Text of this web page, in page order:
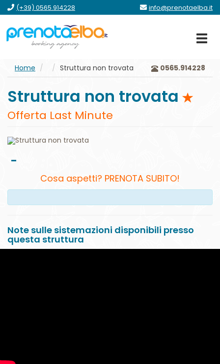
al
menu
al
contenuto
principale
al
form
al
footer
(+39) 0565.914228 info@prenotaelba.it
Home Struttura non trovata 0565.914228
Struttura non trovata
Offerta Last Minute
-
Cosa aspetti? PRENOTA SUBITO!
Note sulle sistemazioni disponibili presso
questa struttura